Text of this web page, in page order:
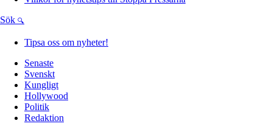
Sök
Tipsa oss om nyheter!
Senaste
Svenskt
Kungligt
Hollywood
Politik
Redaktion